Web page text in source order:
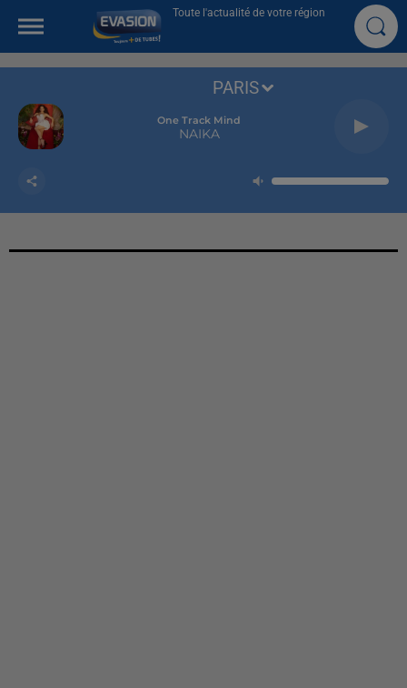
Toute l'actualité de votre région
One Track Mind
NAIKA
PARIS